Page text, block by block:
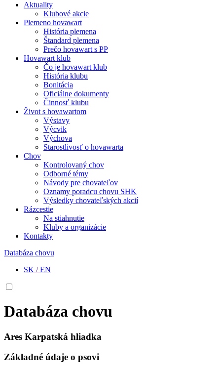
Aktuality
Klubové akcie
Plemeno hovawart
História plemena
Štandard plemena
Prečo hovawart s PP
Hovawart klub
Čo je hovawart klub
História klubu
Bonitácia
Oficiálne dokumenty
Činnosť klubu
Život s hovawartom
Výstavy
Výcvik
Výchova
Starostlivosť o hovawarta
Chov
Kontrolovaný chov
Odborné témy
Návody pre chovateľov
Oznamy poradcu chovu SHK
Výsledky chovateľských akcií
Rázcestie
Na stiahnutie
Kluby a organizácie
Kontakty
Databáza chovu
SK /EN
Databáza chovu
Ares Karpatská hliadka
Základné údaje o psovi